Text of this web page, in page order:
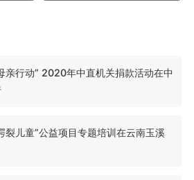
亲行动” 2020年中直机关捐款活动在中
儿童”公益项目专题培训在云南玉溪